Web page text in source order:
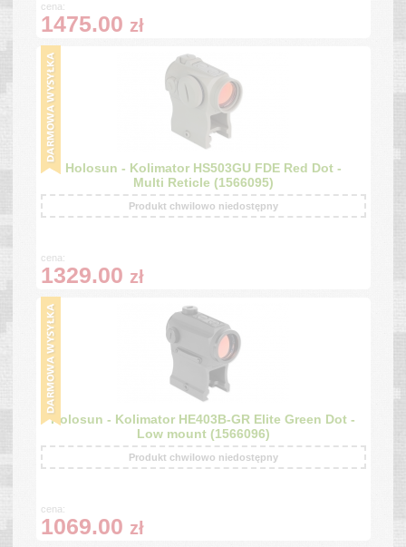
cena:
1475.00 zł
Holosun - Kolimator HS503GU FDE Red Dot -
Multi Reticle (1566095)
Produkt chwilowo niedostępny
cena:
1329.00 zł
Holosun - Kolimator HE403B-GR Elite Green Dot -
Low mount (1566096)
Produkt chwilowo niedostępny
cena:
1069.00 zł